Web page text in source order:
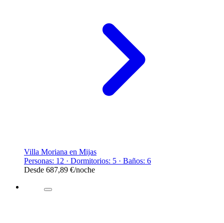
Villa Moriana en Mijas
Personas: 12 · Dormitorios: 5 · Baños: 6
Desde 687,89 €/noche